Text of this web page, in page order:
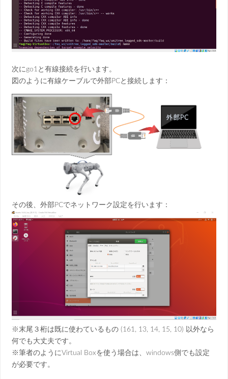
次にgo1と有線接続を行います。
図のように有線ケーブルで外部PCと接続します：
その後、外部PCでネットワーク設定を行います：
※末尾３桁は既に使わているもの (161, 13, 14, 15, 10) 以外なら
何でも大丈夫です。
※筆者のようにVirtual Boxを使う場合は、windows側でも設定
が必要です。